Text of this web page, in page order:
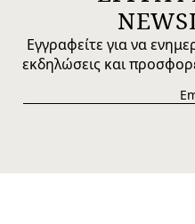
Εγγραφείτε για να
εκδηλώσεις και